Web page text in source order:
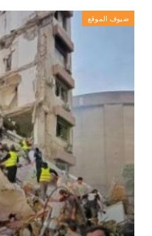
ضيوف الموقع